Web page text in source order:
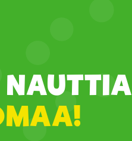
NAUTTIA